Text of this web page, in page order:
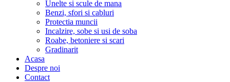
Unelte si scule de mana
Benzi, sfori si cabluri
Protectia muncii
Incalzire, sobe si usi de soba
Roabe, betoniere si scari
Gradinarit
Acasa
Despre noi
Contact